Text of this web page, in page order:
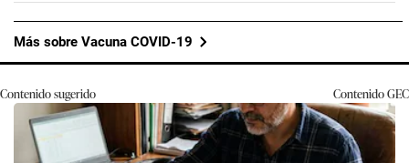
Más sobre Vacuna COVID-19
Contenido sugerido ContenidoGEC